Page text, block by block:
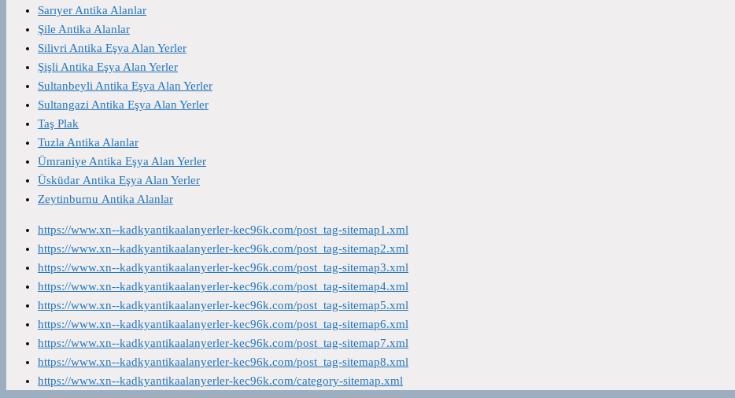
Sarıyer Antika Alanlar
Şile Antika Alanlar
Silivri Antika Eşya Alan Yerler
Şişli Antika Eşya Alan Yerler
Sultanbeyli Antika Eşya Alan Yerler
Sultangazi Antika Eşya Alan Yerler
Taş Plak
Tuzla Antika Alanlar
Ümraniye Antika Eşya Alan Yerler
Üsküdar Antika Eşya Alan Yerler
Zeytinburnu Antika Alanlar
https://www.xn--kadkyantikaalanyerler-kec96k.com/post_tag-sitemap1.xml
https://www.xn--kadkyantikaalanyerler-kec96k.com/post_tag-sitemap2.xml
https://www.xn--kadkyantikaalanyerler-kec96k.com/post_tag-sitemap3.xml
https://www.xn--kadkyantikaalanyerler-kec96k.com/post_tag-sitemap4.xml
https://www.xn--kadkyantikaalanyerler-kec96k.com/post_tag-sitemap5.xml
https://www.xn--kadkyantikaalanyerler-kec96k.com/post_tag-sitemap6.xml
https://www.xn--kadkyantikaalanyerler-kec96k.com/post_tag-sitemap7.xml
https://www.xn--kadkyantikaalanyerler-kec96k.com/post_tag-sitemap8.xml
https://www.xn--kadkyantikaalanyerler-kec96k.com/category-sitemap.xml